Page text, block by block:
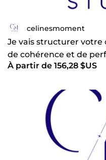
celinesmoment
Je vais structurer
de cohérence et de
À partir de 156,28 $US